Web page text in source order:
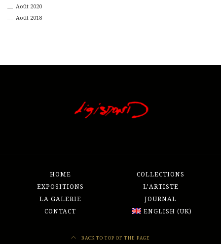
Août 2020
Août 2018
HOME
COLLECTIONS
EXPOSITIONS
L’ARTISTE
LA GALERIE
JOURNAL
CONTACT
ENGLISH (UK)
BACK TO TOP OF THE PAGE